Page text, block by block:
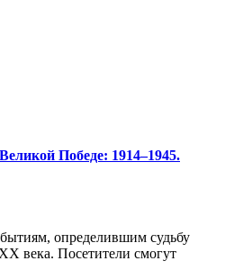
Победе: 1914–1945.
определившим судьбу
века. Посетители смогут